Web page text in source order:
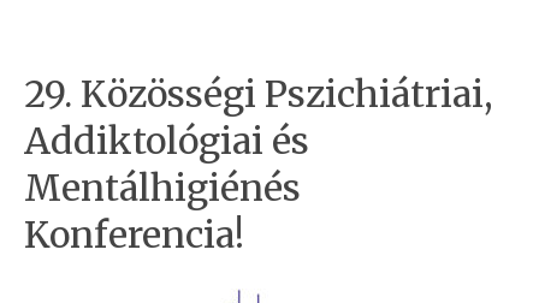
29. Közösségi Pszichiátriai,
Addiktológiai és
Mentálhigiénés
Konferencia!